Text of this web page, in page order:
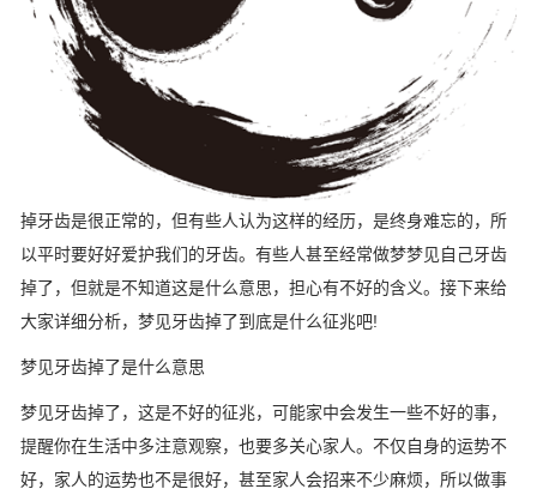
掉牙齿是很正常的，但有些人认为这样的经历，是终身难忘的，所
以平时要好好爱护我们的牙齿。有些人甚至经常做梦梦见自己牙齿
掉了，但就是不知道这是什么意思，担心有不好的含义。接下来给
大家详细分析，梦见牙齿掉了到底是什么征兆吧!
梦见牙齿掉了是什么意思
梦见牙齿掉了，这是不好的征兆，可能家中会发生一些不好的事，
提醒你在生活中多注意观察，也要多关心家人。不仅自身的运势不
好，家人的运势也不是很好，甚至家人会招来不少麻烦，所以做事